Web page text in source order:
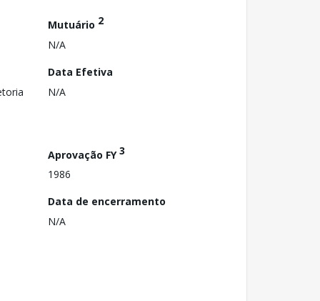
Mutuário 2
N/A
Data Efetiva
N/A
Aprovação FY3
1986
Data de encerramento
N/A